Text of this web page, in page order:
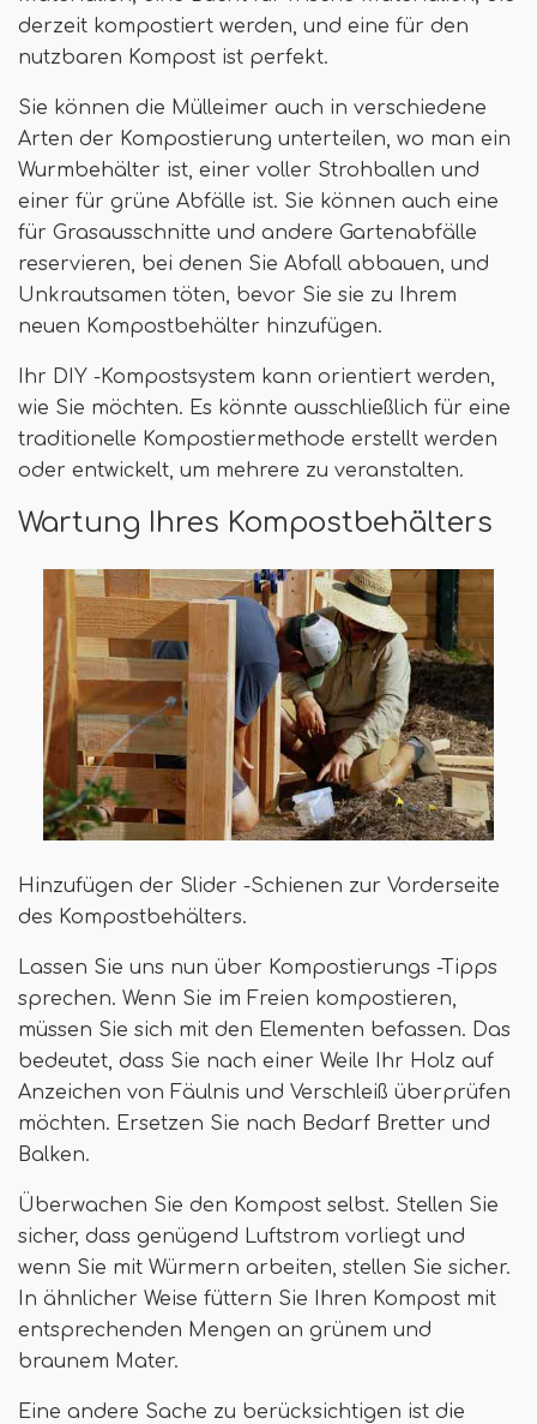
derzeit kompostiert werden, und eine für den
nutzbaren Kompost ist perfekt.
Sie können die Mülleimer auch in verschiedene
Arten der Kompostierung unterteilen, wo man ein
Wurmbehälter ist, einer voller Strohballen und
einer für grüne Abfälle ist. Sie können auch eine
für Grasausschnitte und andere Gartenabfälle
reservieren, bei denen Sie Abfall abbauen, und
Unkrautsamen töten, bevor Sie sie zu Ihrem
neuen Kompostbehälter hinzufügen.
Ihr DIY -Kompostsystem kann orientiert werden,
wie Sie möchten. Es könnte ausschließlich für eine
traditionelle Kompostiermethode erstellt werden
oder entwickelt, um mehrere zu veranstalten.
Wartung Ihres Kompostbehälters
Hinzufügen der Slider -Schienen zur Vorderseite
des Kompostbehälters.
Lassen Sie uns nun über Kompostierungs -Tipps
sprechen. Wenn Sie im Freien kompostieren,
müssen Sie sich mit den Elementen befassen. Das
bedeutet, dass Sie nach einer Weile Ihr Holz auf
Anzeichen von Fäulnis und Verschleiß überprüfen
möchten. Ersetzen Sie nach Bedarf Bretter und
Balken.
Überwachen Sie den Kompost selbst. Stellen Sie
sicher, dass genügend Luftstrom vorliegt und
wenn Sie mit Würmern arbeiten, stellen Sie sicher.
In ähnlicher Weise füttern Sie Ihren Kompost mit
entsprechenden Mengen an grünem und
braunem Mater.
Eine andere Sache zu berücksichtigen ist die